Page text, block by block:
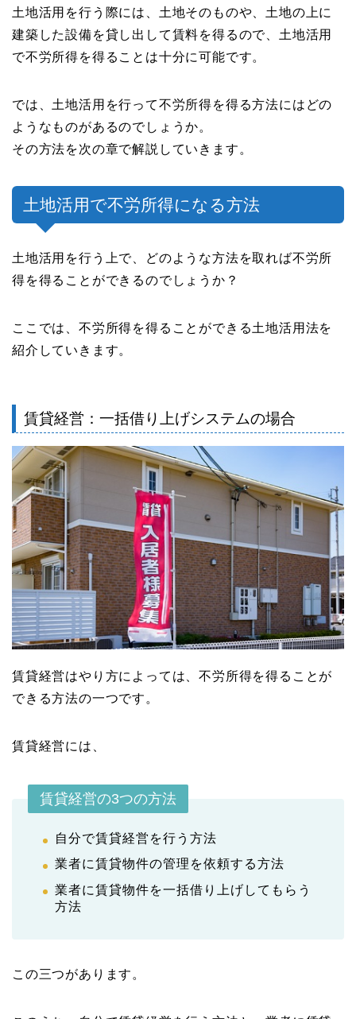
土地活用を行う際には、土地そのものや、土地の上に
建築した設備を貸し出して賃料を得るので、土地活用
で不労所得を得ることは十分に可能です。
では、土地活用を行って不労所得を得る方法にはどの
ようなものがあるのでしょうか。
その方法を次の章で解説していきます。
土地活用で不労所得になる方法
土地活用を行う上で、どのような方法を取れば不労所
得を得ることができるのでしょうか？
ここでは、不労所得を得ることができる土地活用法を
紹介していきます。
賃貸経営：一括借り上げシステムの場合
賃貸経営はやり方によっては、不労所得を得ることが
できる方法の一つです。
賃貸経営には、
賃貸経営の3つの方法
自分で賃貸経営を行う方法
業者に賃貸物件の管理を依頼する方法
業者に賃貸物件を一括借り上げしてもらう
方法
この三つがあります。